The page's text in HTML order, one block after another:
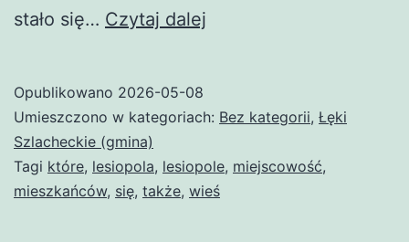
stało się… Czytaj dalej
Opublikowano 2026-05-08
Umieszczono w kategoriach: Bez kategorii, Łęki
Szlacheckie (gmina)
Tagi które, lesiopola, lesiopole, miejscowość,
mieszkańców, się, także, wieś